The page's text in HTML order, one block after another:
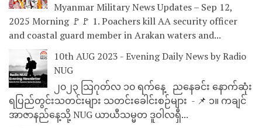
Myanmar Military News Updates – Sep 12,
2025 Morning 🚩🚩 1. Poachers kill AA security officer
and coastal guard member in Arakan waters and...
10th AUG 2023 - Evening Daily News by Radio
NUG
၂၀၂၃ သြဂုတ်လ ၁၀ ရက်နေ့ ညနေခင်း နောက်ဆုံး
ရပြည်တွင်းသတင်းများ သတင်းခေါင်းစဉ်များ - 📌 ၁။ ကချင်
အာဇာနည်နေ့သို့ NUG ယာယီသမ္မတ ဒူဝါလရှီ...